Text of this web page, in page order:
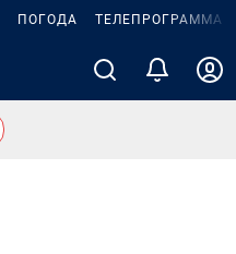
ПОГОДА ТЕЛЕПРОГРАММА